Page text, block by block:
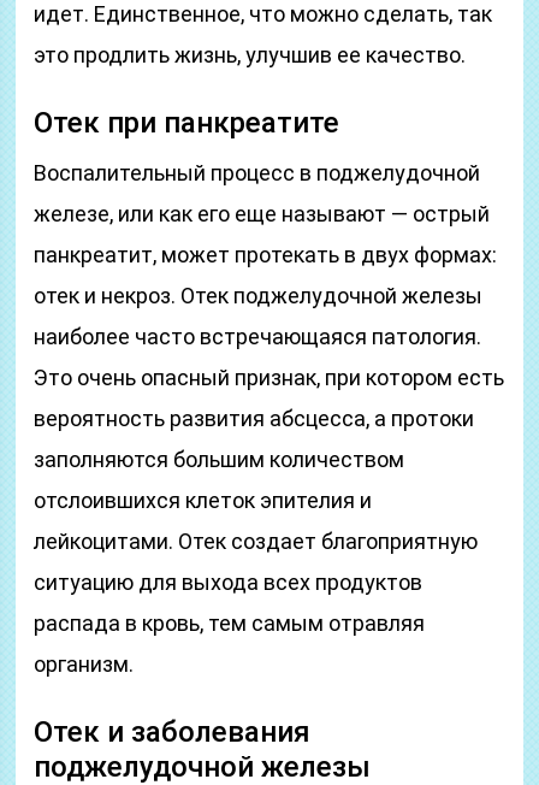
идет. Единственное, что можно сделать, так
это продлить жизнь, улучшив ее качество.
Отек при панкреатите
Воспалительный процесс в поджелудочной
железе, или как его еще называют — острый
панкреатит, может протекать в двух формах:
отек и некроз. Отек поджелудочной железы
наиболее часто встречающаяся патология.
Это очень опасный признак, при котором есть
вероятность развития абсцесса, а протоки
заполняются большим количеством
отслоившихся клеток эпителия и
лейкоцитами. Отек создает благоприятную
ситуацию для выхода всех продуктов
распада в кровь, тем самым отравляя
организм.
Отек и заболевания
поджелудочной железы